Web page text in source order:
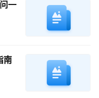
一
南